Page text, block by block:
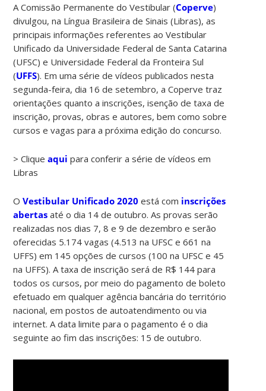
A Comissão Permanente do Vestibular (Coperve)
divulgou, na Língua Brasileira de Sinais (Libras), as
principais informações referentes ao Vestibular
Unificado da Universidade Federal de Santa Catarina
(UFSC) e Universidade Federal da Fronteira Sul
(UFFS). Em uma série de vídeos publicados nesta
segunda-feira, dia 16 de setembro, a Coperve traz
orientações quanto a inscrições, isenção de taxa de
inscrição, provas, obras e autores, bem como sobre
cursos e vagas para a próxima edição do concurso.
> Cliqueaqui para conferir a série de vídeos em
Libras
OVestibular Unificado 2020 está com inscrições
abertas até o dia 14 de outubro. As provas serão
realizadas nos dias 7, 8 e 9 de dezembro e serão
oferecidas 5.174 vagas (4.513 na UFSC e 661 na
UFFS) em 145 opções de cursos (100 na UFSC e 45
na UFFS). A taxa de inscrição será de R$ 144 para
todos os cursos, por meio do pagamento de boleto
efetuado em qualquer agência bancária do território
nacional, em postos de autoatendimento ou via
internet. A data limite para o pagamento é o dia
seguinte ao fim das inscrições: 15 de outubro.